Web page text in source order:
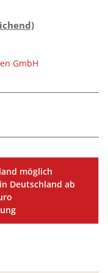
GmbH
möglich
Deutschland ab